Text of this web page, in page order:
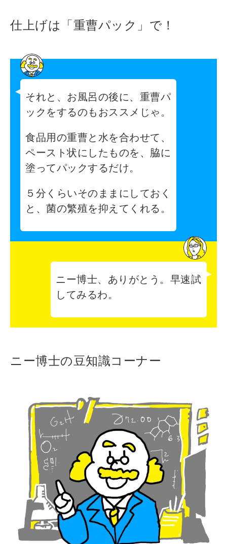
仕上げは「重曹パック」で！
それと、お風呂の後に、重曹パ
ックをするのもおススメじゃ。
食品用の重曹と水を合わせて、
ペースト状にしたものを、脇に
塗ってパックするだけ。
５分くらいそのままにしておく
と、菌の繁殖を抑えてくれる。
ニー博士、ありがとう。早速試
してみるわ。
ニー博士の豆知識コーナー